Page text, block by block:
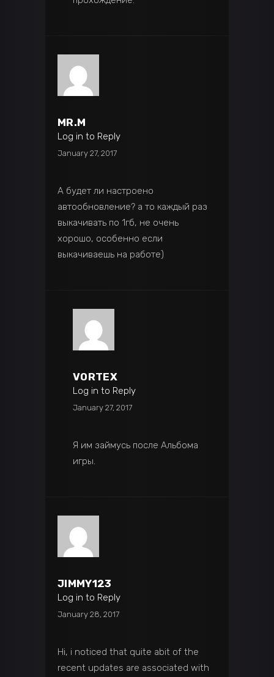
MR.M
Log in to Reply
January 27, 2017
А будет ли настроено
автообновление? а то каждый раз
выкачивать по 1гб, не очень
хорошо, особенно если
выкачиваешь на работе)
VORTEX
Log in to Reply
January 27, 2017
Я им займусь после Альбома
игры.
JIMMY123
Log in to Reply
January 28, 2017
Hi, i noticed that quite abit of the
recent updates are associated with